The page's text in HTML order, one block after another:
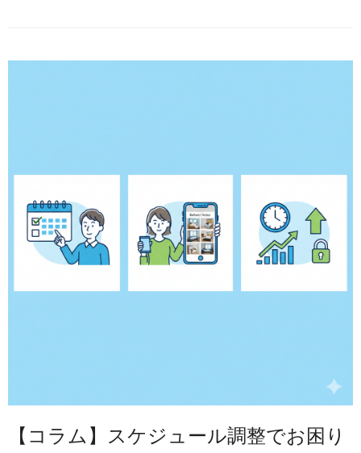
【コラム】スケジュール調整でお困り